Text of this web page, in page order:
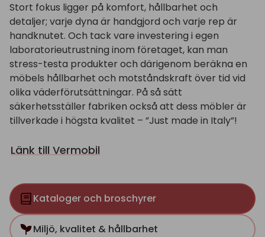
Stort fokus ligger på komfort, hållbarhet och
detaljer; varje dyna är handgjord och varje rep är
handknutet. Och tack vare investering i egen
laboratorieutrustning inom företaget, kan man
stress-testa produkter och därigenom beräkna en
möbels hållbarhet och motståndskraft över tid vid
olika väderförutsättningar. På så sätt
säkerhetsställer fabriken också att dess möbler är
tillverkade i högsta kvalitet – ”Just made in Italy”!
Länk till Vermobil
Kataloger och broschyrer
Miljö, kvalitet & hållbarhet